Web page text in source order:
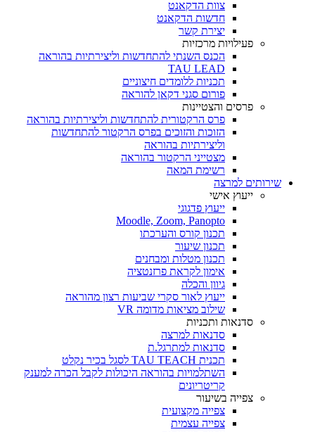
צוות הדקאנט
חדשות הדקאנט
יצירת קשר
פעילויות מרכזיות
הכנס השנתי להתחדשות וליצירתיות בהוראה
TAU LEAD
תכניות ללומדים חיצוניים
פורום סגני דקאן להוראה
פרסים והצטיינות
פרס הרקטורית להתחדשות וליצירתיות בהוראה
הזוכות והזוכים בפרס הרקטור להתחדשות
וליצירתיות בהוראה
מצטייני הרקטור בהוראה
רשימת המאה
שירותים למרצה
ייעוץ אישי
ייעוץ פדגוגי
Moodle, Zoom, Panopto
תכנון קורס והערכתו
תכנון שיעור
תכנון מטלות ומבחנים
אימון לקראת פרזנטציה
גיוון והכלה
ייעוץ לאור סקרי שביעות רצון מהוראה
שילוב מציאות מדומה VR
סדנאות ותכניות
סדנאות למרצה
סדנאות למתרגל.ת
תכנית TAU TEACH לסגל בכיר נקלט
השתלמויות בהוראה היכולות לקבל הכרה למענק
קריטריונים
צפייה בשיעור
צפייה מקצועית
צפייה עצמית